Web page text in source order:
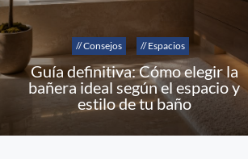
// Consejos // Espacios
Guía definitiva: Cómo elegir la
bañera ideal según el espacio y
estilo de tu baño